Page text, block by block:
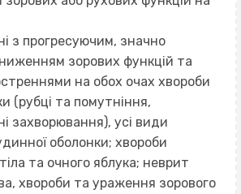
з прогресуючим, значно
зорових функцій та
на обох очах хвороби
(рубці та помутніння,
захворювання), усі види
оболонки; хвороби
та очного яблука; неврит
хвороби та ураження зорового